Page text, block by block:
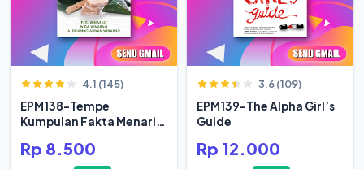
4.1 (145)
EPM138-Tempe
Kumpulan Fakta Menarik
Rp 8.500
3.6 (109)
EPM139-The Alpha Girl’s
Guide
Rp 12.000